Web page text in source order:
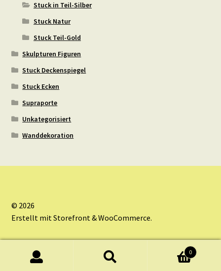
Stuck in Teil-Silber
Stuck Natur
Stuck Teil-Gold
Skulpturen Figuren
Stuck Deckenspiegel
Stuck Ecken
Supraporte
Unkategorisiert
Wanddekoration
© 2026
Erstellt mit Storefront & WooCommerce.
0